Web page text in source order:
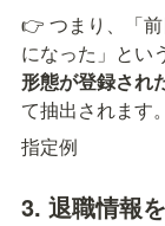
👉 つまり、「
になった」とい
形態が登録され
て抽出されます。
指定例
3. 退職情報